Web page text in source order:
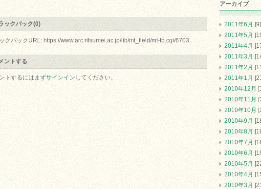
ックバック(0)
クバックURL: https://www.arc.ritsumei.ac.jp/lib/mt_field/mt-tb.cgi/6703
ントする
トするにはまずサインイン してください。
アーカイブ
2011年6月 [9]
2011年5月
2011年4月
2011年3月
2011年2月
2011年1月
2010年12月
2010年11月
2010年10月
2010年9月
2010年8月
2010年7月
2010年6月
2010年5月
2010年4月
2010年3月